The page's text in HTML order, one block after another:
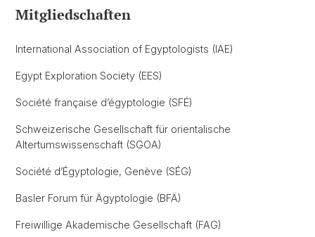
Mitgliedschaften
International Association of Egyptologists (IAE)
Egypt Exploration Society (EES)
Société française d’égyptologie (SFÉ)
Schweizerische Gesellschaft für orientalische
Altertumswissenschaft (SGOA)
Société d’Égyptologie, Genève (SÉG)
Basler Forum für Ägyptologie (BFÄ)
Freiwillige Akademische Gesellschaft (FAG)